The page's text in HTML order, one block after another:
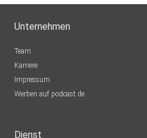
Markuswagner
Unternehmen
Team
Karriere
Impressum
Werben auf podcast.de
Dienst